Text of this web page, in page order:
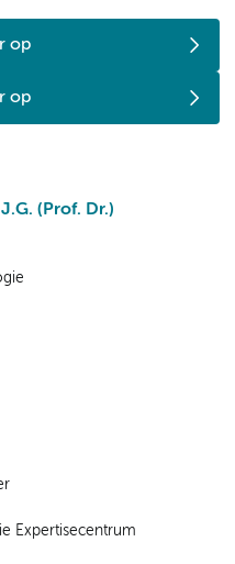
op
op
(Prof. Dr.)
Expertisecentrum